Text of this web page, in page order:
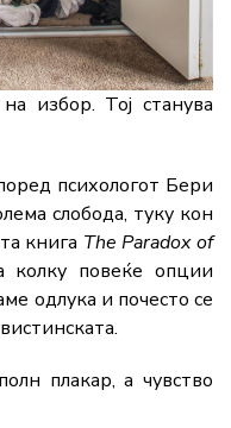
избор. Тој станува
психологот Бери
слобода, туку кон
книга The Paradox of
колку повеќе опции
одлука и почесто се
плакар, а чувство